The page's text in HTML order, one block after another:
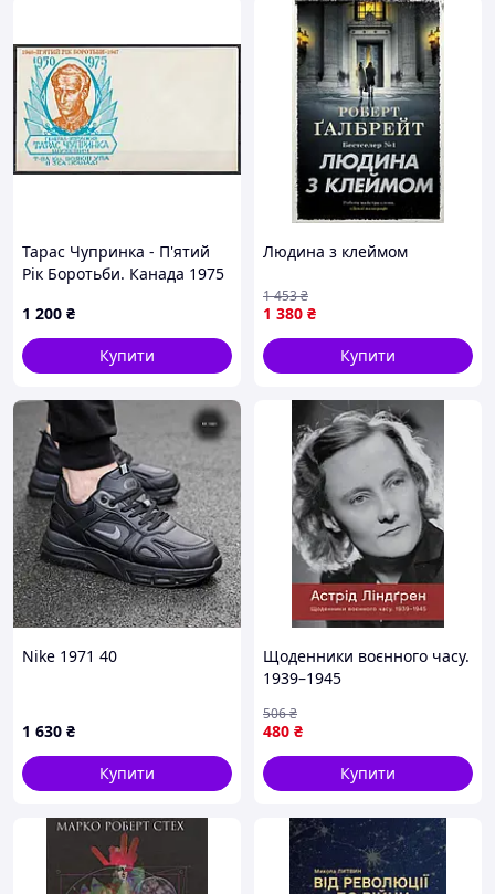
Тарас Чупринка - П'ятий
Рік Боротьби. Канада 1975
1 200 ₴
Купити
Людина з клеймом
1 380 ₴
1 453₴
Купити
Nike 1971 40
1 630 ₴
Купити
Щоденники воєнного часу.
1939–1945
480 ₴
506₴
Купити